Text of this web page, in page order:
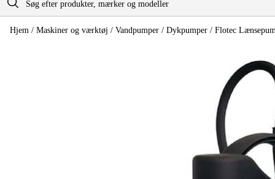
Indkøbskurv
Hjem / Maskiner og værktøj / Vandpumper / Dykpumper / Flotec